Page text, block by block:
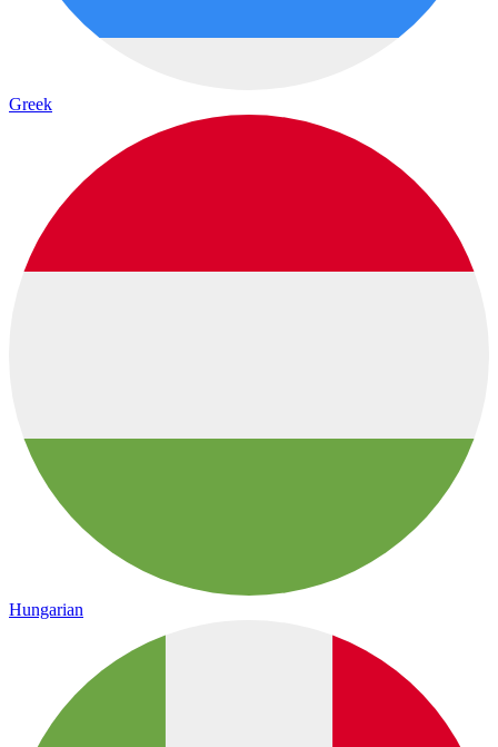
Greek
Hungarian